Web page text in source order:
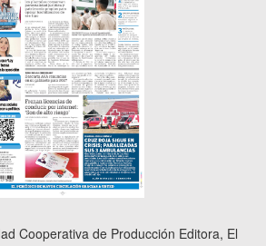
Cooperativa de Producción Editora, El